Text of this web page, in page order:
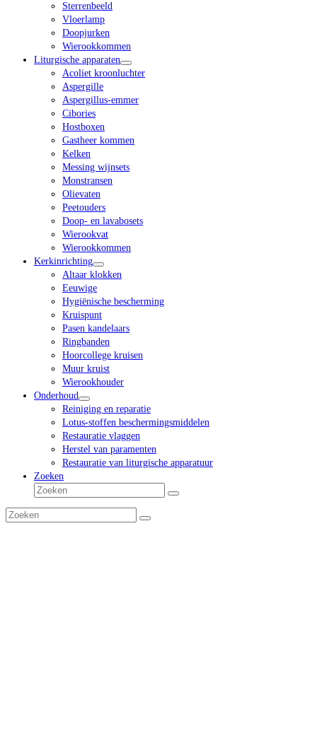
Sterrenbeeld
Vloerlamp
Doopjurken
Wierookkommen
Liturgische apparaten
Acoliet kroonluchter
Aspergille
Aspergillus-emmer
Cibories
Hostboxen
Gastheer kommen
Kelken
Messing wijnsets
Monstransen
Olievaten
Peetouders
Doop- en lavabosets
Wierookvat
Wierookkommen
Kerkinrichting
Altaar klokken
Eeuwige
Hygiënische bescherming
Kruispunt
Pasen kandelaars
Ringbanden
Hoorcollege kruisen
Muur kruist
Wierookhouder
Onderhoud
Reiniging en reparatie
Lotus-stoffen beschermingsmiddelen
Restauratie vlaggen
Herstel van paramenten
Restauratie van liturgische apparatuur
Zoeken
Zoeken
Verzenden
Zoeken
Verzenden